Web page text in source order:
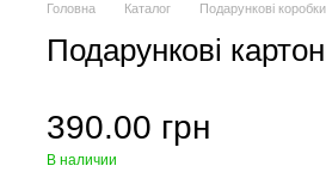
Головна Каталог Подарункові коробки
Подарункові
390.00 грн
В наличии